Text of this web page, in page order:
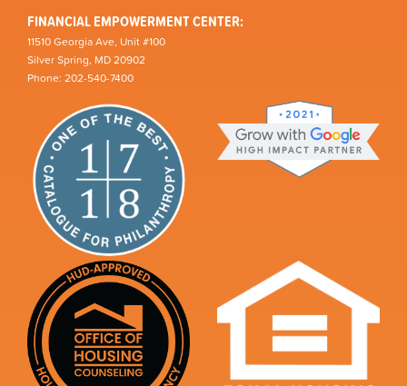
FINANCIAL EMPOWERMENT CENTER:
11510 Georgia Ave, Unit #100
Silver Spring, MD 20902
Phone: 202-540-7400